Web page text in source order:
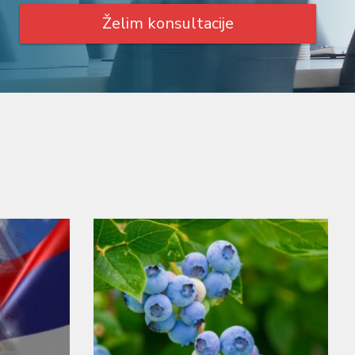
Želim konsultacije